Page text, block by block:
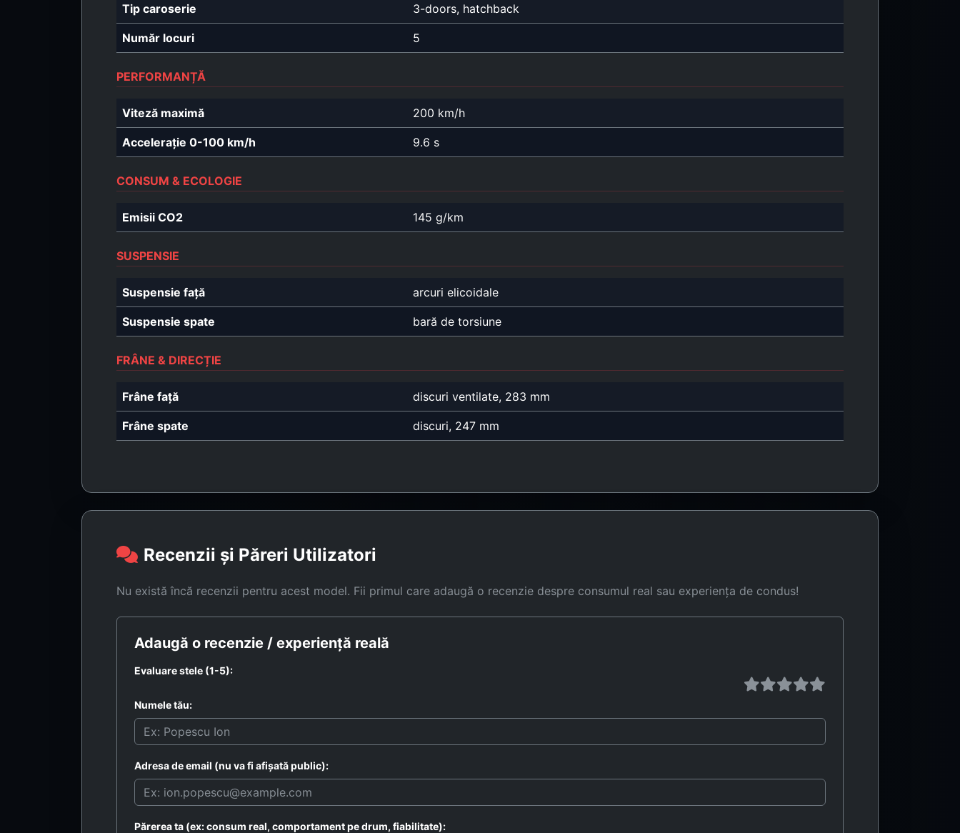
Tip caroserie 3-doors, hatchback
Număr locuri 5
PERFORMANȚĂ
Viteză maximă 200 km/h
Accelerație 0-100 km/h 9.6 s
CONSUM & ECOLOGIE
Emisii CO2 145 g/km
SUSPENSIE
Suspensie față arcuri elicoidale
Suspensie spate bară de torsiune
FRÂNE & DIRECȚIE
Frâne față discuri ventilate, 283 mm
Frâne spate discuri, 247 mm
Recenzii și Păreri Utilizatori
Nu există încă recenzii pentru acest model. Fii primul care adaugă o recenzie despre consumul real sau experiența de condus!
Adaugă o recenzie / experiență reală
Evaluare stele (1-5):
Numele tău:
Adresa de email (nu va fi afișată public):
Părerea ta (ex: consum real, comportament pe drum, fiabilitate):